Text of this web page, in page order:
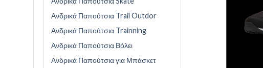
Ανδρικά Παπούτσια Trail Outdor
Ανδρικά Παπούτσια Trainning
Ανδρικά Παπούτσια Βόλει
Ανδρικά Παπούτσια για Μπάσκετ